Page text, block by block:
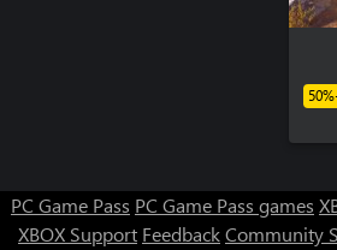
-
PC Game Pass PC Game Pass games
XBOX Support FeedbackCommunity